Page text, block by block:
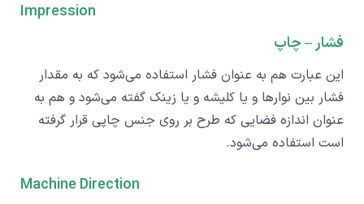
Impression
فشار – چاپ
این عبارت هم به عنوان فشار استفاده می‌شود که به مقدار
فشار بین نوارها و یا کلیشه و یا زینک گفته می‌شود و هم به
عنوان اندازه فضایی که طرح بر روی جنس چاپی قرار گرفته
است استفاده می‌شود.
Machine Direction